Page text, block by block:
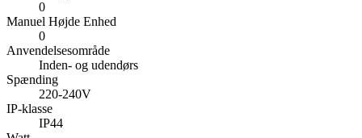
0
Manuel Højde Enhed
0
Anvendelsesområde
Inden- og udendørs
Spænding
220-240V
IP-klasse
IP44